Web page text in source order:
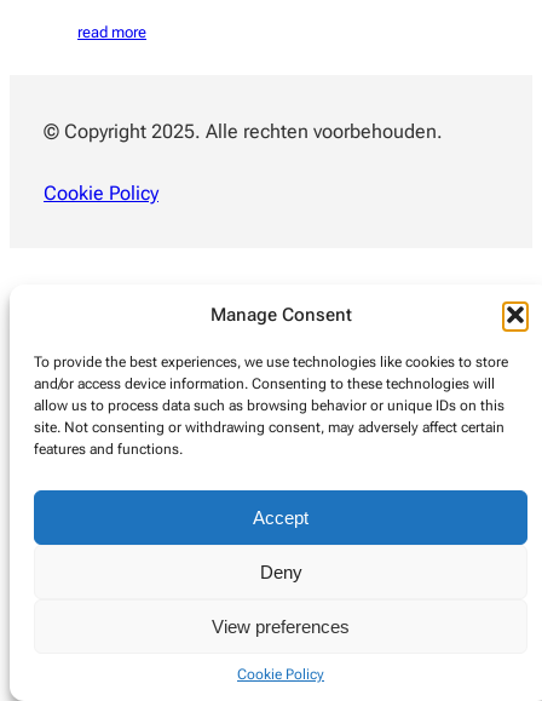
Manage Consent
To provide the best experiences, we use technologies like cookies to store
and/or access device information. Consenting to these technologies will
allow us to process data such as browsing behavior or unique IDs on this
site. Not consenting or withdrawing consent, may adversely affect certain
features and functions.
Accept
Deny
View preferences
Cookie Policy
read more
© Copyright 2025. Alle rechten voorbehouden.
Cookie Policy